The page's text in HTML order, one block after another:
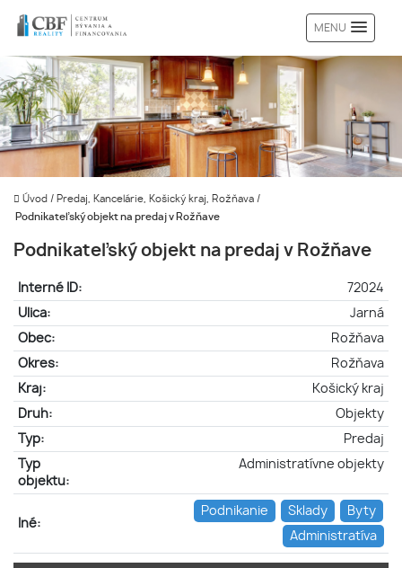
MENU
Úvod / Predaj, Kancelárie, Košický kraj, Rožňava /
Podnikateľský objekt na predaj v Rožňave
Podnikateľský objekt na predaj v Rožňave
Interné ID:
72024
Ulica:
Jarná
Obec:
Rožňava
Okres:
Rožňava
Kraj:
Košický kraj
Druh:
Objekty
Typ:
Predaj
Typ
objektu:
Administratívne objekty
Iné:
Podnikanie Sklady
Byty
Administratíva